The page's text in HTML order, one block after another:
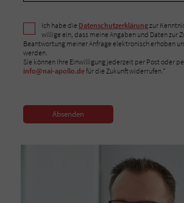
Ich habe die Datenschutzerklärungzur
willige ein, dass meine Angaben und Daten zur
Beantwortung meiner Anfrage elektronisch erhoben
werden.
Sie können Ihre Einwilligung jederzeit per Post oder
info@nai-apollo.defür die Zukunft widerrufen.*
Absenden